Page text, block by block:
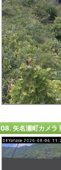
08. 矢名瀬町カメラ